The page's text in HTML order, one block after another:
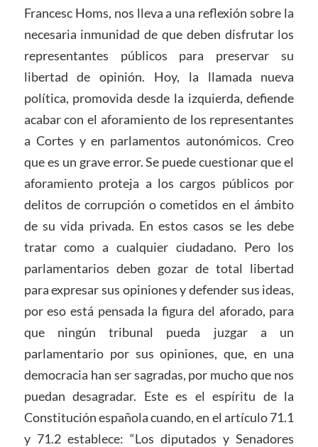
Francesc Homs, nos lleva a una reflexión sobre la
necesaria inmunidad de que deben disfrutar los
representantes públicos para preservar su
libertad de opinión. Hoy, la llamada nueva
política, promovida desde la izquierda, defiende
acabar con el aforamiento de los representantes
a Cortes y en parlamentos autonómicos. Creo
que es un grave error. Se puede cuestionar que el
aforamiento proteja a los cargos públicos por
delitos de corrupción o cometidos en el ámbito
de su vida privada. En estos casos se les debe
tratar como a cualquier ciudadano. Pero los
parlamentarios deben gozar de total libertad
para expresar sus opiniones y defender sus ideas,
por eso está pensada la figura del aforado, para
que ningún tribunal pueda juzgar a un
parlamentario por sus opiniones, que, en una
democracia han ser sagradas, por mucho que nos
puedan desagradar. Este es el espíritu de la
Constitución española cuando, en el artículo 71.1
y 71.2 establece: “Los diputados y Senadores